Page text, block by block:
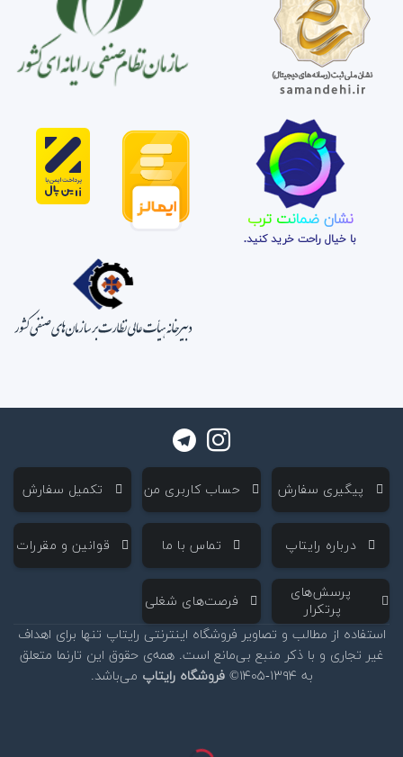
نشان ضمانت ترب
با خیال راحت خرید کنید.
‌ پیگیری سفارش ‌ حساب کاربری من ‌ تکمیل سفارش
‌ درباره رایتاپ ‌ تماس با ما ‌ قوانین و مقررات
‌ پرسش‌های
پرتکرار
‌ فرصت‌های شغلی
استفاده از مطالب و تصاویر فروشگاه اینترنتی رایتاپ تنها برای اهداف
غیر تجاری و با ذکر منبع بی‌مانع است. همه‌ی حقوق این تارنما متعلق
به ۱۳۹۴-۱۴۰۵©
فروشگاه رایتاپ می‌باشد.